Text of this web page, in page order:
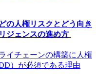
の人権リスクとどう向き
ジェンスの進め方